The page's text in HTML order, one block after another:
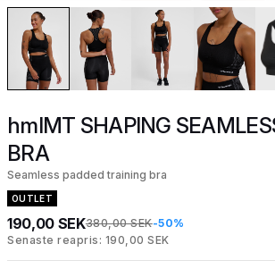
hmlMT SHAPING
BRA
Seamless padded training bra
OUTLET
190,00 SEK380,00 SEK-50%
Senaste reapris: 190,00 SEK